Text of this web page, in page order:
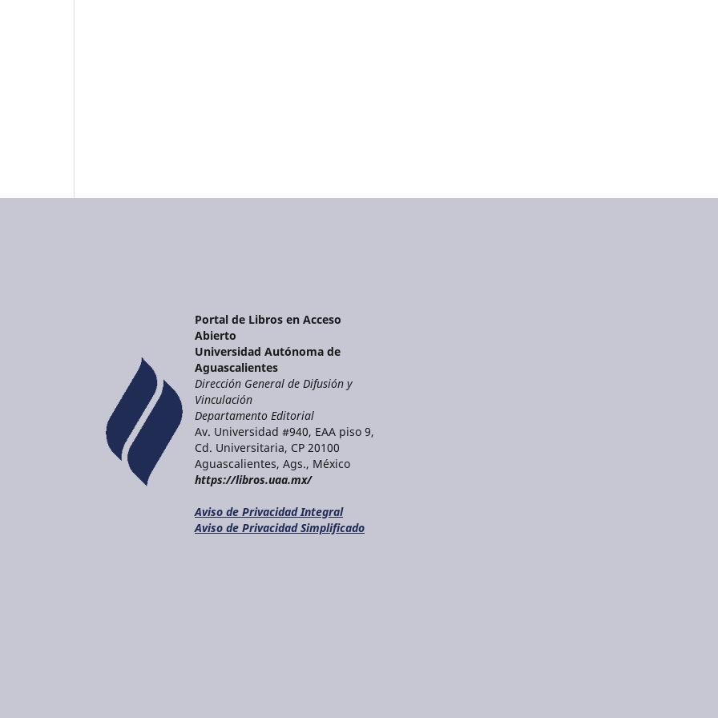
Portal de Libros en Acceso
Abierto
Universidad Autónoma de
Aguascalientes
Dirección General de Difusión y
Vinculación
Departamento Editorial
Av. Universidad #940, EAA piso 9,
Cd. Universitaria, CP 20100
Aguascalientes, Ags., México
https://libros.uaa.mx/
Aviso de Privacidad Integral
Aviso de Privacidad Simplificado